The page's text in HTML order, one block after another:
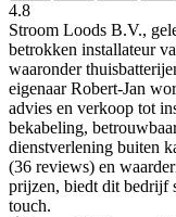
4.8
Stroom Loods B.V.,
betrokken installateur
waaronder
eigenaar Robert‑Jan
advies en verkoop tot
bekabeling,
dienstverlening buiten
(36 reviews) en
prijzen, biedt dit bedrijf
touch.